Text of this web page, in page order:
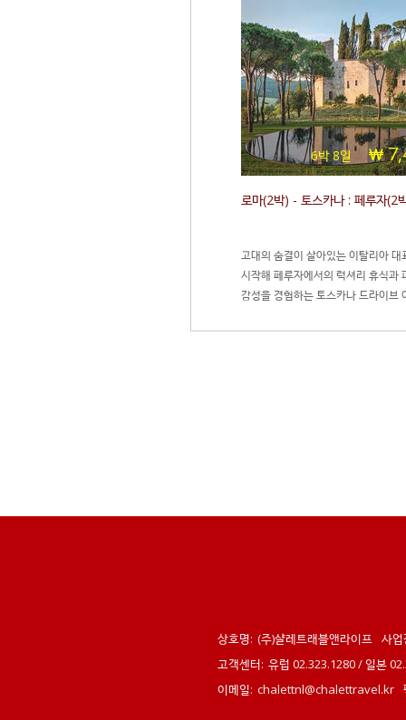
6박 8일
로마(2박) - 토스카나 : 페루자(2
고대의 숨결이 살아있는 이탈리아 대
시작해 페루자에서의 럭셔리 휴식과
감성을 경험하는 토스카나 드라이브
상호명: (주)샬레트래블앤라이프 사
고객센터: 유럽 02.323.1280 / 일본
이메일: chalettnl@chalettravel.kr